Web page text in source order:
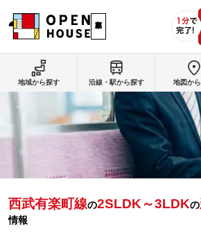
西武有楽町線の2SLDK～3LDKの
情報
地域から探す 沿線・駅から探す 地図か